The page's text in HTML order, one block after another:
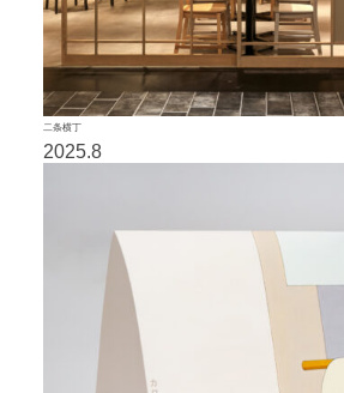
二条横丁
2025.8